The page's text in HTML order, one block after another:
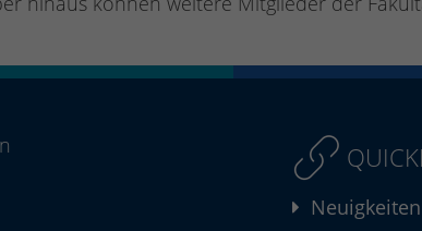
Neuigkeiten